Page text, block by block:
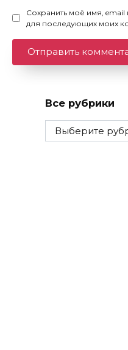
Сохранить моё имя, email
для последующих моих
Все рубрики
Все
рубрики